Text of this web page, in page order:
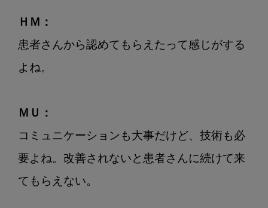
ＨＭ：
患者さんから認めてもらえたって感じがする
よね。
ＭＵ：
コミュニケーションも大事だけど、技術も必
要よね。改善されないと患者さんに続けて来
てもらえない。